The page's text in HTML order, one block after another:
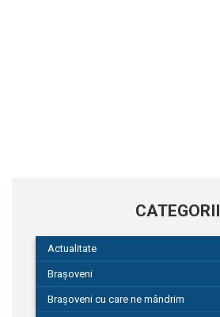
CATEGORII
Actualitate
Brașoveni
Brașoveni cu care ne mândrim